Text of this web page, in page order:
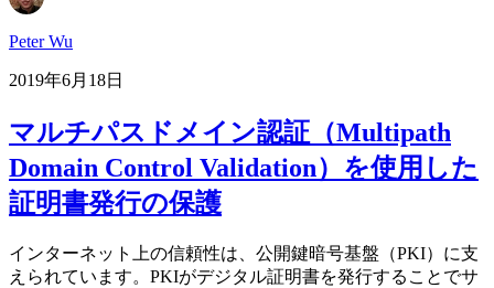
Peter Wu
2019年6月18日
マルチパスドメイン認証（Multipath
Domain Control Validation）を使用した
証明書発行の保護
インターネット上の信頼性は、公開鍵暗号基盤（PKI）に支
えられています。PKIがデジタル証明書を発行することでサ